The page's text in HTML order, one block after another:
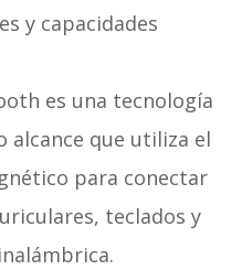
y capacidades
es una tecnología
alcance que utiliza el
para conectar
teclados y